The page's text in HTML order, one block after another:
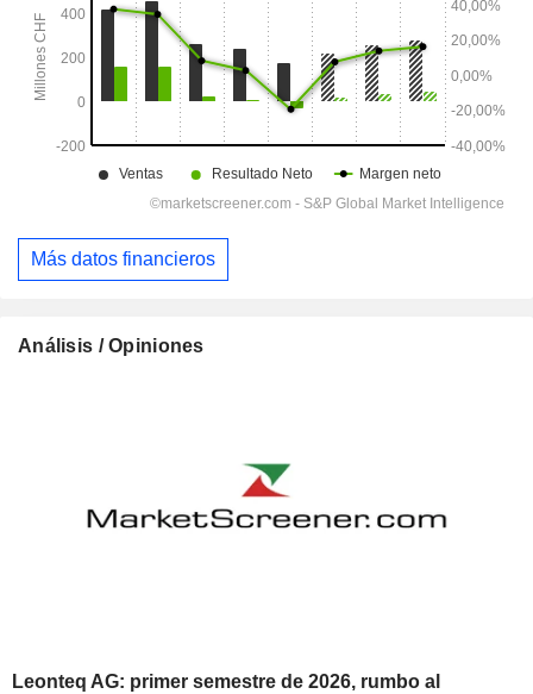
Más datos financieros
Análisis / Opiniones
Leonteq AG: primer semestre de 2026, rumbo al